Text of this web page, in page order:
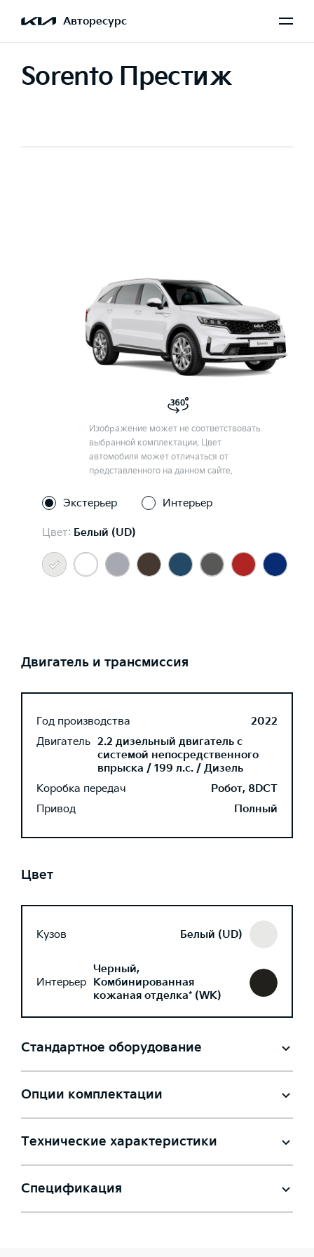
Авторесурс
Sorento Престиж
Изображение может не соответствовать
выбранной комплектации. Цвет
автомобиля может отличаться от
представленного на данном сайте.
Экстерьер Интерьер
Цвет: Белый (UD)
Двигатель и трансмиссия
Год производства
2022
Двигатель 2.2 дизельный двигатель с
системой непосредственного
впрыска / 199 л.с. / Дизель
Коробка передач
Робот, 8DCT
Привод
Полный
Цвет
Кузов Белый (UD)
Интерьер
Черный,
Комбинированная
кожаная отделка* (WK)
Стандартное оборудование
Опции комплектации
Технические характеристики
Спецификация